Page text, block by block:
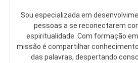
Sou especializada em
pessoas a se reconectarem
espiritualidade. Com formação em
missão é compartilhar
das palavras, despertando